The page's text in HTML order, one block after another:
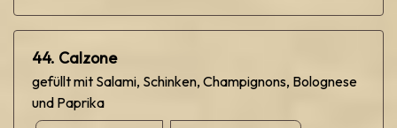
44. Calzone
gefüllt mit Salami, Schinken, Champignons, Bolognese
und Paprika